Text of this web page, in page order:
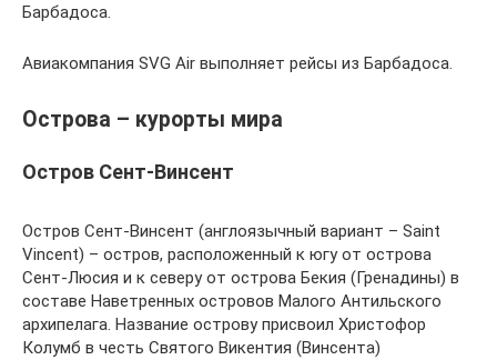
Барбадоса.
Авиакомпания SVG Air выполняет рейсы из Барбадоса.
Острова – курорты мира
Остров Сент-Винсент
Остров Сент-Винсент (англоязычный вариант – Saint
Vincent) – остров, расположенный к югу от острова
Сент-Люсия и к северу от острова Бекия (Гренадины) в
составе Наветренных островов Малого Антильского
архипелага. Название острову присвоил Христофор
Колумб в честь Святого Викентия (Винсента)